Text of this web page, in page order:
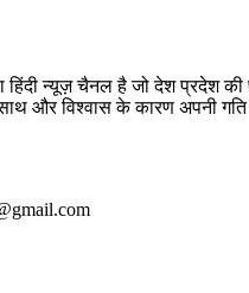
हिंदी न्यूज़ चैनल है जो देश प्रदेश
और विश्वास के कारण अपनी